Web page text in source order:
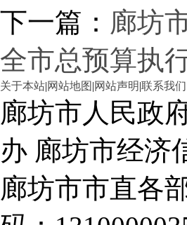
下一篇： 廊坊
全市总预算执
关于本站|网站地图 |网站声明|联系我们
廊坊市人民政
办 廊坊市经济
廊坊市市直各